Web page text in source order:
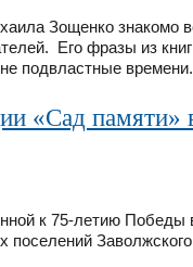
Зощенко знакомо
Его фразы из
подвластные времени.
«Сад памяти»
к 75-летию Победы
поселений